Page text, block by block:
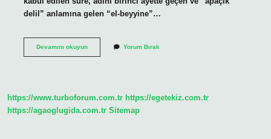
delil” anlamına gelen “el-beyyine”…
Devamını okuyunBeyyinat
Yorum Bırak
https://www.turboforum.com.tr https://egetekiz.com.tr
https://agaoglugida.com.tr Sitemap